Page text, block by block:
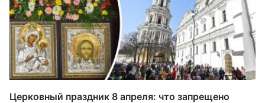
Церковный праздник 8 апреля: что запрещено